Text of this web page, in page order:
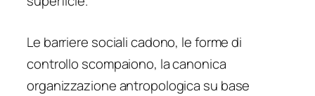
Le barriere sociali cadono, le forme di
controllo scompaiono, la canonica
organizzazione antropologica su base